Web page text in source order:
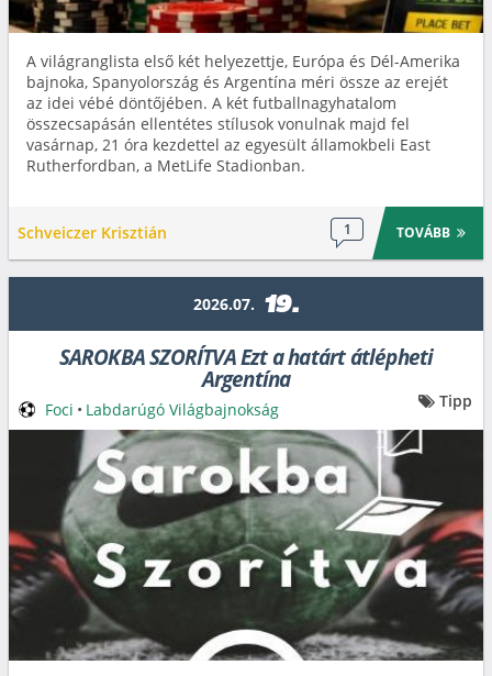
A világranglista első két helyezettje, Európa és Dél-Amerika
bajnoka, Spanyolország és Argentína méri össze az erejét
az idei vébé döntőjében. A két futballnagyhatalom
összecsapásán ellentétes stílusok vonulnak majd fel
vasárnap, 21 óra kezdettel az egyesült államokbeli East
Rutherfordban, a MetLife Stadionban.
Schveiczer Krisztián 1 TOVÁBB
2026.07. 19.
SAROKBA SZORÍTVA Ezt a határt átlépheti
Argentína
Foci • Labdarúgó Világbajnokság Tipp